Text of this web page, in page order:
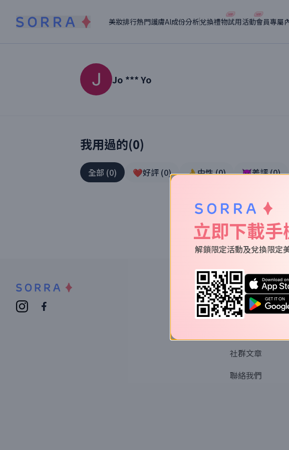
美妝排行熱門護膚AI成份分析兌換禮物試用活動會員專屬
讀者【 Jo *** Yo 】美妝真實體驗
Jo *** Yo
我用過的(0)
全部 (0) ❤️好評 (0) 👌中性(0) 👿差評(0)
關於我們
認識SORRA
社群文章
聯絡我們
立即下載
解鎖限定活動及兌換限定